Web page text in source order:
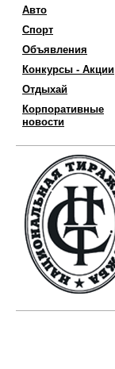
Авто
Спорт
Объявления
Конкурсы - Акции
Отдыхай
Корпоративные
новости